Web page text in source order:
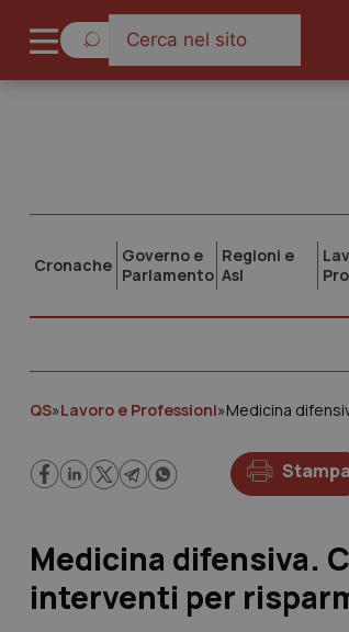
Cronache Governo e
Parlamento
Regioni e
Asl
QS»Lavoro e Professioni»Medicina
Medicina difensiva.
interventi per